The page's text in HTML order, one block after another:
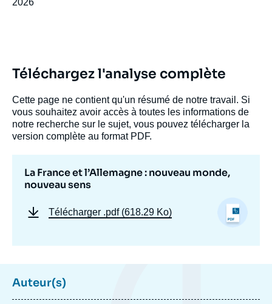
Téléchargez l'analyse complète
Cette page ne contient qu'un résumé de notre travail. Si
vous souhaitez avoir accès à toutes les informations de
notre recherche sur le sujet, vous pouvez télécharger la
version complète au format PDF.
La France et l’Allemagne : nouveau monde,
nouveau sens
Télécharger .pdf (618.29 Ko)
Auteur(s)
Image
couverture
de
la
publication
Dominique DAVID, « La France et
sens », Articles, Ifri, 30 juin 2026.